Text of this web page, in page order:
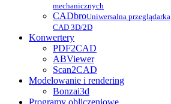
mechanicznych
CADbroUniwersalna przeglądarka
CAD 3D/2D
Konwertery
PDF2CAD
ABViewer
Scan2CAD
Modelowanie i rendering
Bonzai3d
Programy obliczeniowe